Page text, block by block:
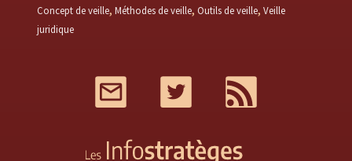
Concept de veille Méthodes de veille Outils de veille Veille
juridique
Twitter